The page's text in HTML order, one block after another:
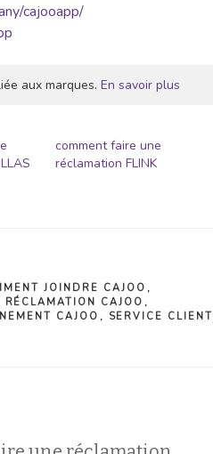
cajooapp/
aux marques. En savoir plus
comment faire une
réclamation FLINK
JOINDRE CAJOO ,
RÉCLAMATION CAJOO ,
CAJOO , SERVICE CLIENT